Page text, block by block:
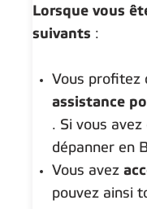
Lorsque vous
suivants :
Vous profitez
assistance
. Si vous
dépanner en
Vous avez
pouvez ainsi